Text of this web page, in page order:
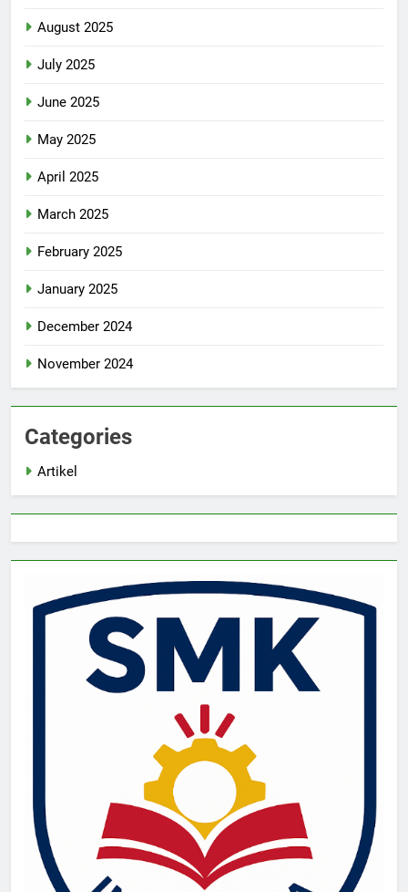
August 2025
July 2025
June 2025
May 2025
April 2025
March 2025
February 2025
January 2025
December 2024
November 2024
Categories
Artikel